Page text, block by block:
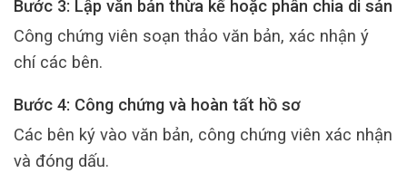
Bước 3: Lập văn bản thừa kế hoặc phân chia di sản
Công chứng viên soạn thảo văn bản, xác nhận ý
chí các bên.
Bước 4: Công chứng và hoàn tất hồ sơ
Các bên ký vào văn bản, công chứng viên xác nhận
và đóng dấu.